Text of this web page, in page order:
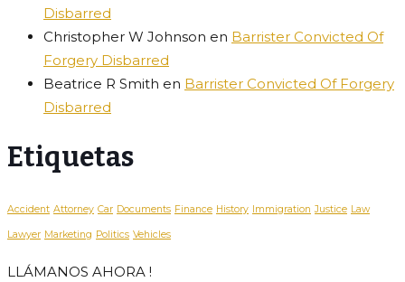
Disbarred
Christopher W Johnson en Barrister Convicted Of
Forgery Disbarred
Beatrice R Smith en Barrister Convicted Of Forgery
Disbarred
Etiquetas
Accident Attorney Car Documents Finance History Immigration Justice Law
Lawyer Marketing Politics Vehicles
LLÁMANOS AHORA !